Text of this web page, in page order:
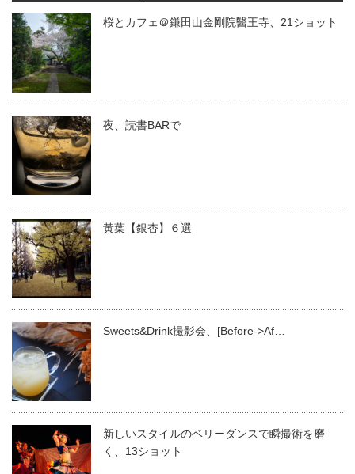
桜とカフェ＠鎌田山金剛院醫王寺、21ショット
夜、読書BARで
黃葉【銀杏】６選
Sweets&Drink撮影会、[Before->Af…
新しいスタイルのベリーダンスで瞬撮術を磨
く、13ショット